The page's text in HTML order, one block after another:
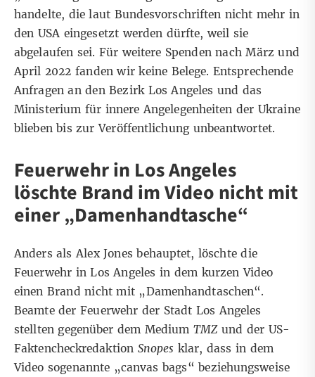
handelte, die laut Bundesvorschriften nicht mehr in
den USA eingesetzt werden dürfte, weil sie
abgelaufen sei. Für weitere Spenden nach März und
April 2022fanden wir keine Belege. Entsprechende
Anfragen an den Bezirk Los Angeles und das
Ministerium für innere Angelegenheiten der Ukraine
blieben bis zur Veröffentlichung unbeantwortet.
Feuerwehr in Los Angeles
löschte Brand im Video nicht mit
einer „Damenhandtasche“
Anders als Alex Jones behauptet, löschte die
Feuerwehr in Los Angeles in dem kurzen Video
einen Brand nicht mit „Damenhandtaschen“.
Beamte der Feuerwehr der Stadt Los Angeles
stellten gegenüber dem Medium TMZund der US-
Faktencheckredaktion Snopes klar, dass in dem
Video sogenannte „canvas bags“ beziehungsweise